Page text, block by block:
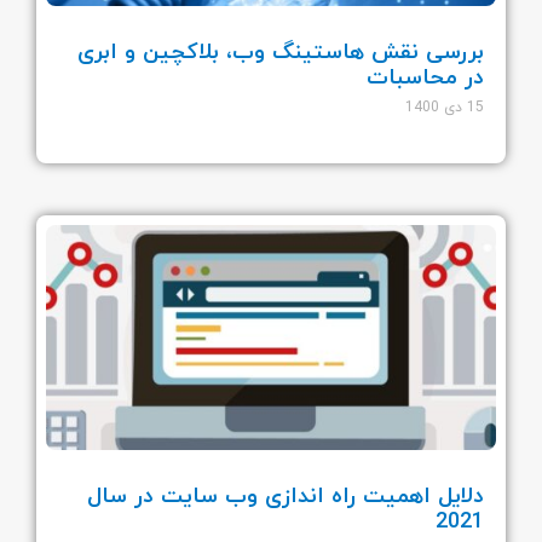
بررسی نقش هاستینگ وب، بلاکچین و ابری
در محاسبات
15 دی 1400
دلایل اهمیت راه اندازی وب سایت در سال
2021